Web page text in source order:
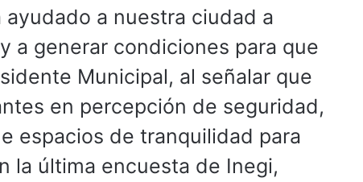
a nuestra ciudad a
a generar condiciones para que
Municipal, al señalar que
en percepción de seguridad,
espacios de tranquilidad para
la última encuesta de Inegi,